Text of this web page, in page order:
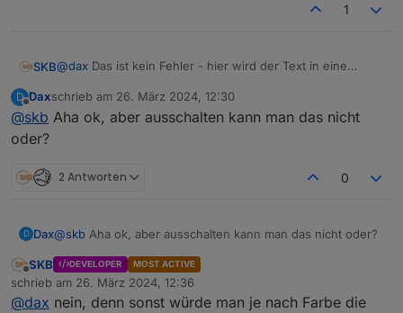
1
SKB@dax Das ist kein Fehler - hier wird der Text in eine
lesen kann.
Wenn Du z.B. beides in gelb darstellen würdest, könnte
man die Texte nicht mehr lesen - somit wird ab einer
D
Offline
Daxschrieb am 26. März 2024, 12:30
zuletzt editiert von
@skb Aha ok, aber ausschalten kann man das nicht
oder?
2 Antworten 0
D Dax@skb Aha ok, aber ausschalten kann man das nicht oder?
Offline
SKB DEVELOPER MOST ACTIVE
schrieb am 26. März 2024, 12:36
zuletzt editiert von
@dax nein, denn sonst würde man je nach Farbe die